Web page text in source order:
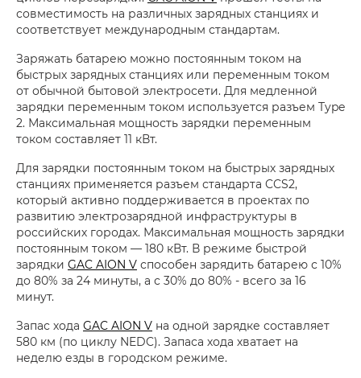
совместимость на различных зарядных станциях и
соответствует международным стандартам.
Заряжать батарею можно постоянным током на
быстрых зарядных станциях или переменным током
от обычной бытовой электросети. Для медленной
зарядки переменным током используется разъем Type
2. Максимальная мощность зарядки переменным
током составляет 11 кВт.
Для зарядки постоянным током на быстрых зарядных
станциях применяется разъем стандарта CCS2,
который активно поддерживается в проектах по
развитию электрозарядной инфраструктуры в
российских городах. Максимальная мощность зарядки
постоянным током — 180 кВт. В режиме быстрой
зарядки GAC AION V способен зарядить батарею с 10%
до 80% за 24 минуты, а с 30% до 80% - всего за 16
минут.
Запас хода GAC AION V на одной зарядке составляет
580 км (по циклу NEDC). Запаса хода хватает на
неделю езды в городском режиме.